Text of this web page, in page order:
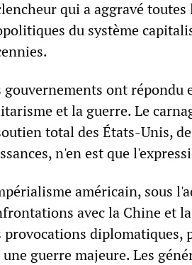
qui a aggravé
du système
gouvernements ont
et la guerre. Le
total des États-Unis,
n'en est que
américain, sous
avec la Chine et
provocations
une guerre majeure. Les